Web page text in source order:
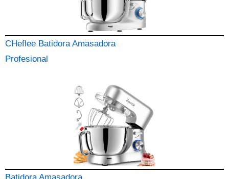
CHeflee Batidora Amasadora
Profesional